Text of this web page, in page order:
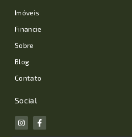
Imóveis
Financie
Sobre
Blog
Contato
Social